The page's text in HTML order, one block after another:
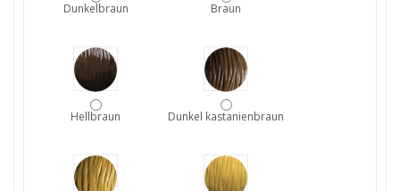
Dunkelbraun Braun
Hellbraun Dunkel kastanienbraun